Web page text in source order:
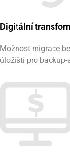
Digitální
Možnost migrace
úložišti pro backup-